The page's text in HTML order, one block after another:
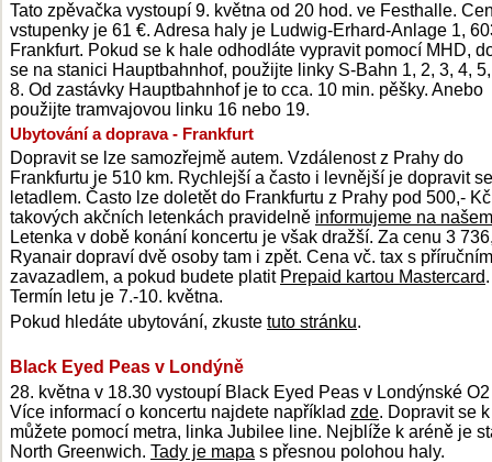
Tato zpěvačka vystoupí 9. května od 20 hod. ve Festhalle.
vstupenky je 61 €. Adresa haly je Ludwig-Erhard-Anlage 1,
Frankfurt. Pokud se k hale odhodláte vypravit pomocí MHD,
se na stanici Hauptbahnhof, použijte linky S-Bahn 1, 2, 3, 4,
8. Od zastávky Hauptbahnhof je to cca. 10 min. pěšky. Anebo
použijte tramvajovou linku 16 nebo 19.
Ubytování a doprava - Frankfurt
Dopravit se lze samozřejmě autem. Vzdálenost z Prahy do
Frankfurtu je 510 km. Rychlejší a často i levnější je dopravit se
letadlem. Často lze doletět do Frankfurtu z Prahy pod 500,-
takových akčních letenkách pravidelně informujeme na
Letenka v době konání koncertu je však dražší. Za cenu 3
Ryanair dopraví dvě osoby tam i zpět. Cena vč. tax s příručním
zavazadlem, a pokud budete platit Prepaid kartou Mastercard.
Termín letu je 7.-10. května.
Pokud hledáte ubytování, zkuste tuto stránku.
Black Eyed Peas v Londýně
28. května v 18.30 vystoupí Black Eyed Peas v Londýnské
Více informací o koncertu najdete například zde. Dopravit se
můžete pomocí metra, linka Jubilee line. Nejblíže k aréně je
North Greenwich. Tady je mapa s přesnou polohou haly.